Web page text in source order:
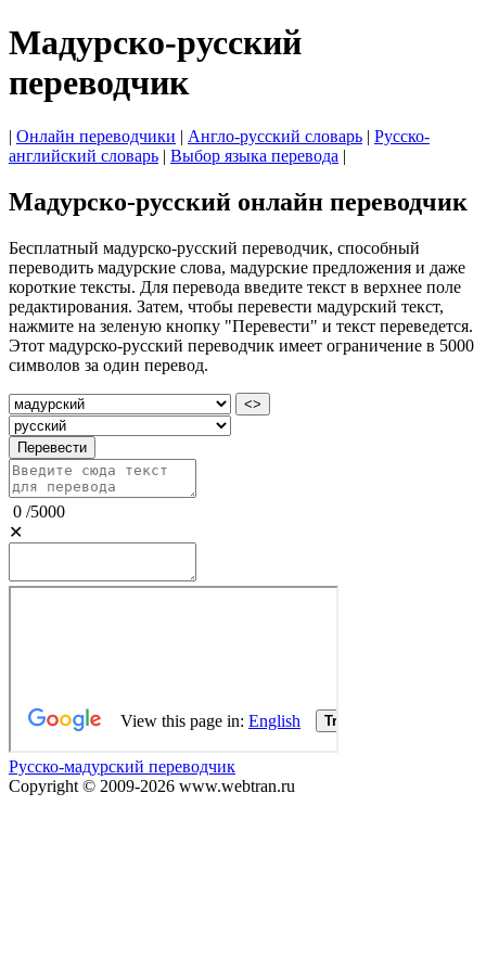
Мадурско-русский
переводчик
| Онлайн переводчики | Англо-русский словарь | Русско-
английский словарь | Выбор языка перевода |
Мадурско-русский онлайн переводчик
Бесплатный мадурско-русский переводчик, способный
переводить мадурские слова, мадурские предложения и даже
короткие тексты. Для перевода введите текст в верхнее поле
редактирования. Затем, чтобы перевести мадурский текст,
нажмите на зеленую кнопку "Перевести" и текст переведется.
Этот мадурско-русский переводчик имеет ограничение в 5000
символов за один перевод.
<>
Перевести
0 /5000
✕
Русско-мадурский переводчик
Copyright © 2009-2026 www.webtran.ru